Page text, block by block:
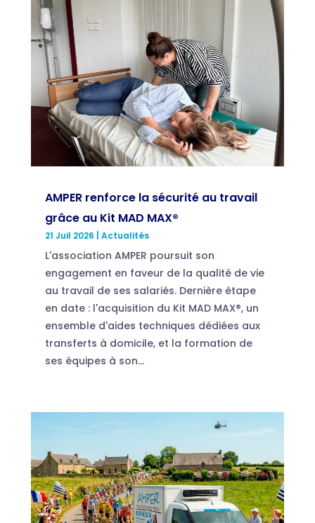
AMPER renforce la sécurité au travail
grâce au Kit MAD MAX®
21 Juil 2026 Actualités
L'association AMPER poursuit son
engagement en faveur de la qualité de vie
au travail de ses salariés. Dernière étape
en date : l'acquisition du Kit MAD MAX®, un
ensemble d'aides techniques dédiées aux
transferts à domicile, et la formation de
ses équipes à son...